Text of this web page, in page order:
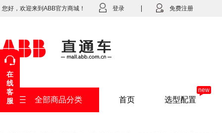
您好，欢迎来到ABB官方商城！ 登录 免费注册
全部商品分类 首页 选型配置
new
在
线
客
服